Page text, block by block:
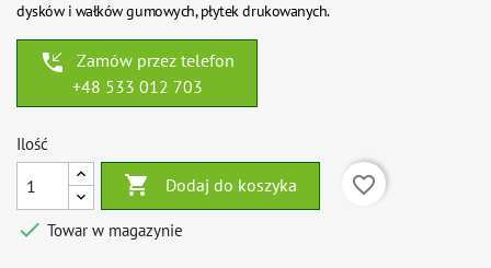
dysków i wałków gumowych, płytek drukowanych.
phone_callback
Zamów przez telefon
+48 533 012 703
Ilość
 Dodaj do koszyka
favorite_border
 Towar w magazynie